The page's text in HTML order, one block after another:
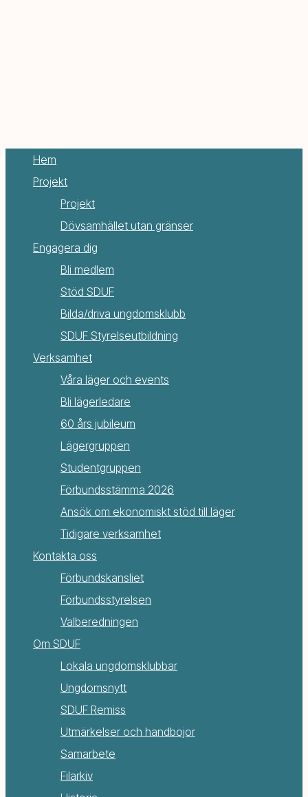
Hem
Projekt
Projekt
Dövsamhället utan gränser
Engagera dig
Bli medlem
Stöd SDUF
Bilda/driva ungdomsklubb
SDUF Styrelseutbildning
Verksamhet
Våra läger och events
Bli lägerledare
60 års jubileum
Lägergruppen
Studentgruppen
Förbundsstämma 2026
Ansök om ekonomiskt stöd till läger
Tidigare verksamhet
Kontakta oss
Förbundskansliet
Förbundsstyrelsen
Valberedningen
Om SDUF
Lokala ungdomsklubbar
Ungdomsnytt
SDUF Remiss
Utmärkelser och handbojor
Samarbete
Filarkiv